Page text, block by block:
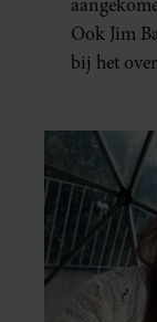
Ook Jim
bij het